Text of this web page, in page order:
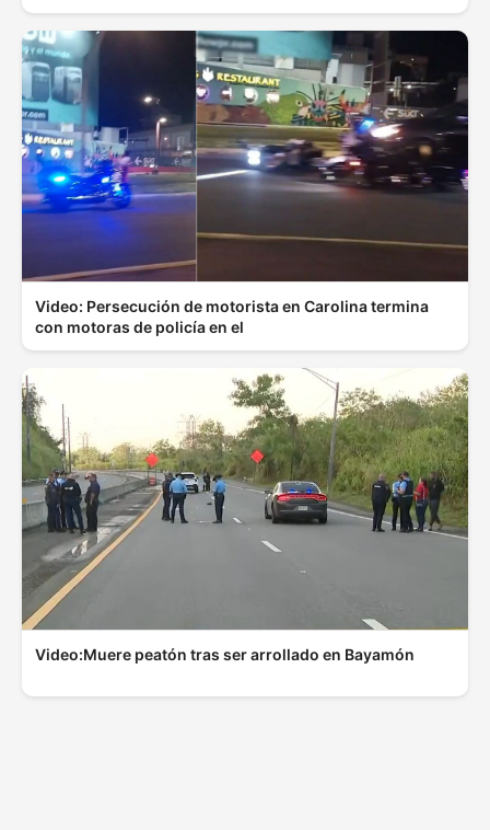
Video: Persecución de motorista en Carolina termina
con motoras de policía en el
Video:Muere peatón tras ser arrollado en Bayamón